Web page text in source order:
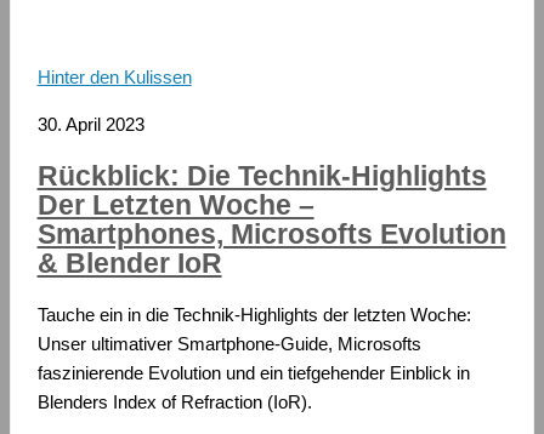
Hinter den Kulissen
30. April 2023
Rückblick: Die Technik-Highlights
Der Letzten Woche –
Smartphones, Microsofts Evolution
& Blender IoR
Tauche ein in die Technik-Highlights der letzten Woche:
Unser ultimativer Smartphone-Guide, Microsofts
faszinierende Evolution und ein tiefgehender Einblick in
Blenders Index of Refraction (IoR).